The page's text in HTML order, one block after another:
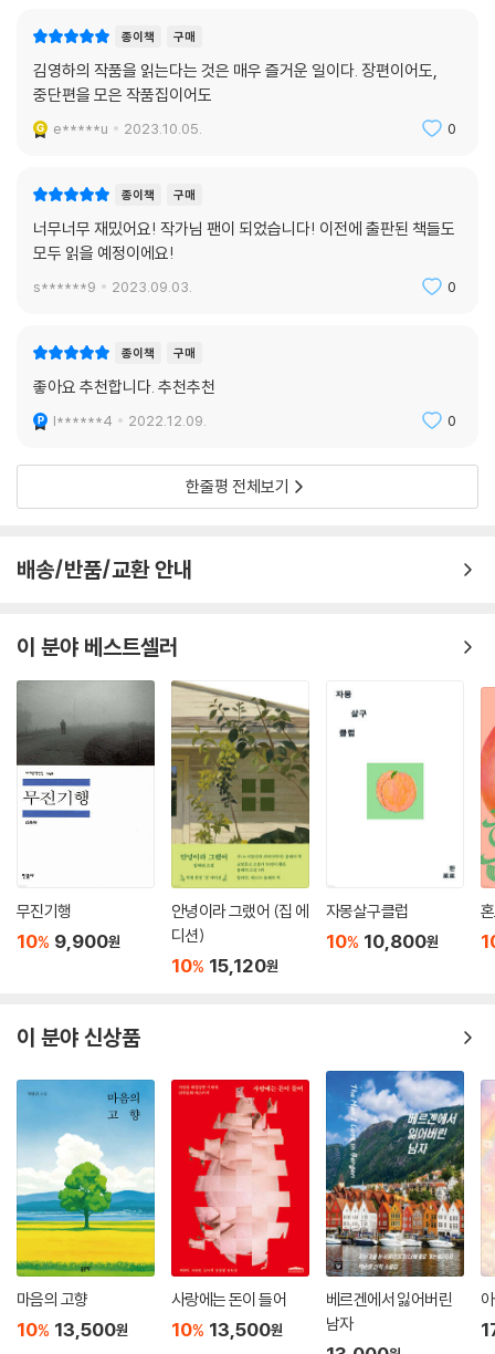
「오직 두 사람」은 인간의 삶에 어떤 설명을 할 수 없고 또한 불가역적인 지
표들이 존재함을 암시해준 수작이다. ―제26회 오영수문학상 선정 이유
가족과 관련된 이야기는 그 동안 많은 작품들을 통해서 다루어져 왔지만,
문제를 둘러싼 한국사회의 감수성을 새롭게 배치하고자 하는 작가의 문제
의식은, 오늘날 한국사회와 한국문학이 기억하고 성찰해야 할 장면이라고
생각된다. ―제9회 김유정문학상 심사평 중에서
36회 이상문학상 선정 이유
소설 속 등장인물들은 주변에서 흔히 볼 수 있는 지극히 현실적인 사람들
환적이다. 압축적이지만 위트를 잃지 않고, 스릴러적인 구성으로 마지막까
지 궁금증을 자아내는 스타일이 여전하다. ―[문화일보]
월이 지나도 늘 ‘젊은 문학의 기수’로 꼽혀 왔다. 그런데 이제 그가 ‘실험
김영하는 행복과 윤리의 본질에 대한 철학적 논쟁을 인물들의 내적 독백에
섬세하게 녹여낸다. 분위기 있으면서도 날카롭게 곤두세우는, 지적 만족감
을 안겨주는 소설집. ―[북리스트]
이 소설집은 작가의 다방면에 걸친 예술적 재능에 대한 생생하고 매혹적인
입문이 될 것이다. ―[커커스리뷰]
종이책 구매
김영하의 작품을 읽는다는 것은 매우 즐거운 일이다. 장편이어도,
중단편을 모은 작품집이어도
e*****u 2023.10.05. 0
종이책 구매
너무너무 재밌어요! 작가님 팬이 되었습니다! 이전에 출판된 책들도
모두 읽을 예정이에요!
s******9 2023.09.03. 0
종이책 구매
좋아요 추천합니다. 추천추천
l******4 2022.12.09. 0
한줄평 전체보기
배송/반품/교환 안내
이 분야 베스트셀러
무진기행
10% 9,900원
안녕이라 그랬어 (집 에
디션)
10% 15,120원
자몽살구클럽
10% 10,800원
이 분야 신상품
마음의 고향
10% 13,500원
사랑에는 돈이 들어
10% 13,500원
베르겐에서 잃어버린
남자